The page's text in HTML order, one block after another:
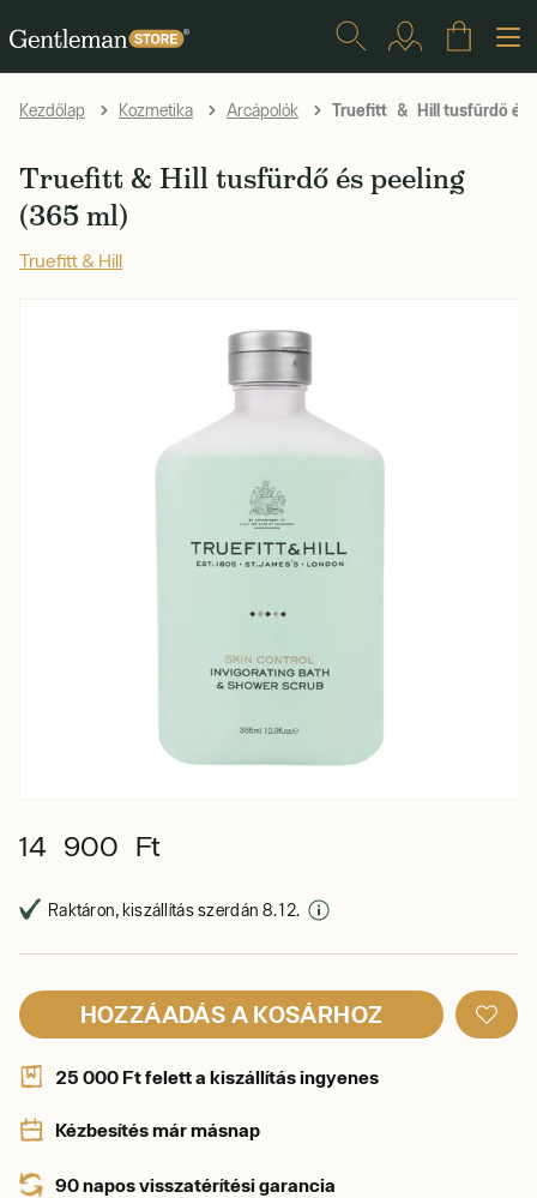
Kezdőlap Kozmetika Arcápolók Truefitt & Hill tusfürdő és
Truefitt & Hill tusfürdő és peeling
(365 ml)
Truefitt & Hill
14 900 Ft
Raktáron, kiszállítás szerdán 8. 12.
HOZZÁADÁS A KOSÁRHOZ
25 000 Ft felett a kiszállítás ingyenes
Kézbesítés már másnap
90 napos visszatérítési garancia